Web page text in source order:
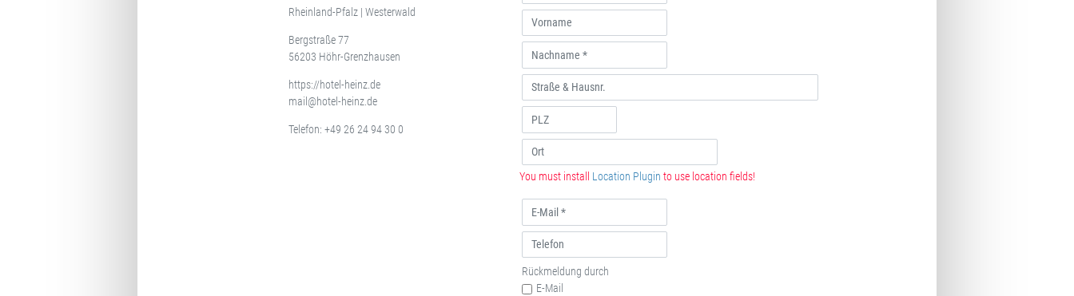
Rheinland-Pfalz | Westerwald
Bergstraße 77
56203 Höhr-Grenzhausen
https://hotel-heinz.de
mail@hotel-heinz.de
Telefon: +49 26 24 94 30 0
You must install Location Plugin to use location fields!
Rückmeldung durch
E-Mail